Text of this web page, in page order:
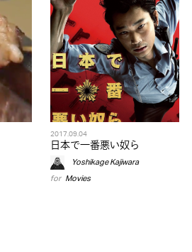
2017.09.04
日本で一番悪い奴ら
Yoshikage Kajiwara
for Movies